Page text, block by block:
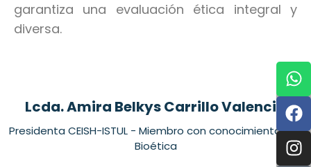
garantiza una evaluación ética integral y
diversa.
Lcda. Amira Belkys Carrillo Valencia
Presidenta CEISH-ISTUL - Miembro con conocimientos en
Bioética